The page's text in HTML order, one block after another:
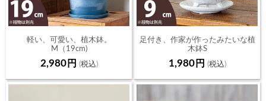
軽い、可愛い、植木鉢。
M（19cm)
2,980
足付き、作家が作ったみたいな植
木鉢S
（9ｃｍ）
1,980